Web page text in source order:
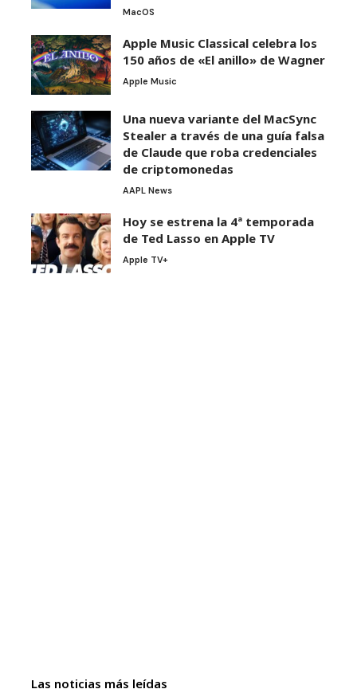
MacOS
Apple Music Classical celebra los
150 años de «El anillo» de Wagner
Apple Music
Una nueva variante del MacSync
Stealer a través de una guía falsa
de Claude que roba credenciales
de criptomonedas
AAPL News
Hoy se estrena la 4ª temporada
de Ted Lasso en Apple TV
Apple TV+
Las noticias más leídas